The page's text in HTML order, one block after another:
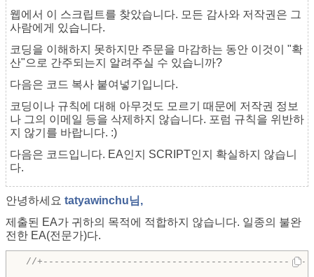
웹에서 이 스크립트를 찾았습니다. 모든 감사와 저작권은 그
사람에게 있습니다.
코딩을 이해하지 못하지만 주문을 마감하는 동안 이것이 "확
산"으로 간주되는지 알려주실 수 있습니까?
다음은 코드 복사 붙여넣기입니다.
코딩이나 규칙에 대해 아무것도 모르기 때문에 저작권 정보
나 그의 이메일 등을 삭제하지 않습니다. 포럼 규칙을 위반하
지 않기를 바랍니다. :)
다음은 코드입니다. EA인지 SCRIPT인지 확실하지 않습니
다.
안녕하세요 tatyawinchu님,
제출된 EA가 귀하의 목적에 적합하지 않습니다. 일종의 불완
전한 EA(전문가)다.
//